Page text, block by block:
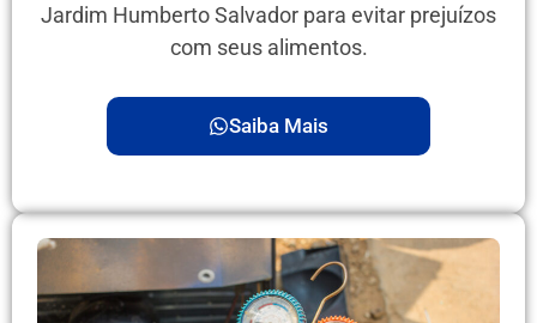
Jardim Humberto Salvador para evitar prejuízos
com seus alimentos.
Saiba Mais